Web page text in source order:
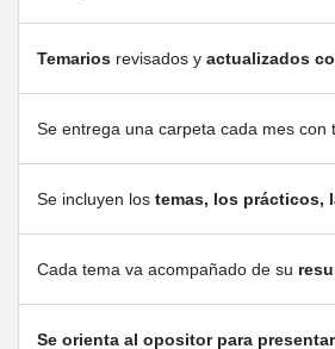
Temarios revisados y actualizados
Se entrega una carpeta cada mes
Se incluyen los temas, los prácticos,
Cada tema va acompañado de su
Se orienta al opositor para